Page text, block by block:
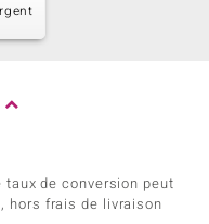
de conversion peut
hors frais de livraison